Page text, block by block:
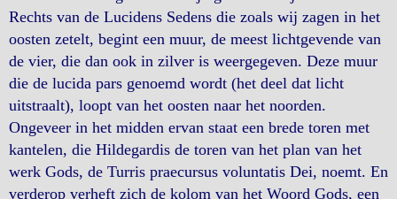
Rechts van de Lucidens Sedens die zoals wij zagen in het
oosten zetelt, begint een muur, de meest lichtgevende van
de vier, die dan ook in zilver is weergegeven. Deze muur
die de lucida pars genoemd wordt (het deel dat licht
uitstraalt), loopt van het oosten naar het noorden.
Ongeveer in het midden ervan staat een brede toren met
kantelen, die Hildegardis de toren van het plan van het
werk Gods, de Turris praecursus voluntatis Dei, noemt. En
verderop verheft zich de kolom van het Woord Gods, een